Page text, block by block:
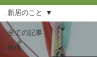
全ての記事
整体
新居のこと